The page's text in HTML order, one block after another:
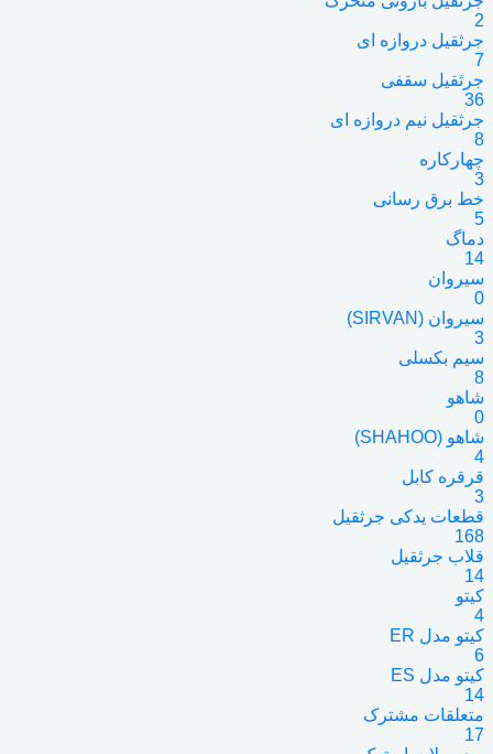
2
جرثقیل دروازه ای
7
جرثقیل سقفی
36
جرثقیل نیم دروازه ای
8
چهارکاره
3
خط برق رسانی
5
دماگ
14
سیروان
0
سیروان (SIRVAN)
3
سیم بکسلی
8
شاهو
0
شاهو (SHAHOO)
4
قرقره کابل
3
قطعات یدکی جرثقیل
168
قلاب جرثقیل
14
کیتو
4
کیتو مدل ER
6
کیتو مدل ES
14
متعلقات مشترک
17